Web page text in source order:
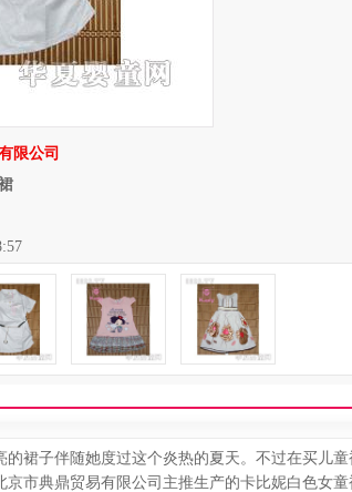
限公司
裙子伴随她度过这个炎热的夏天。不过在买儿童
市典鼎贸易有限公司主推生产的卡比妮白色女童